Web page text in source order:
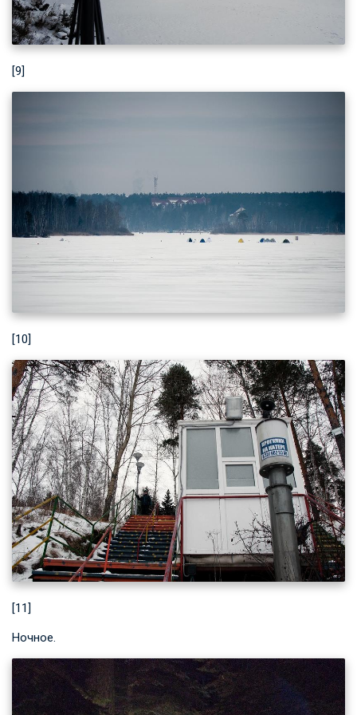
[9]
[10]
[11]
Ночное.